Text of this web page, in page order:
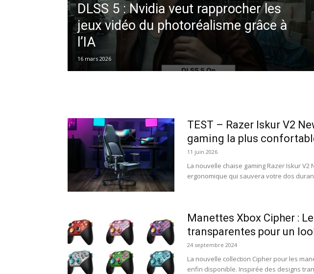
DLSS 5 : Nvidia veut rapprocher les
jeux vidéo du photoréalisme grâce à
l’IA
16 mars 2026
TEST – Razer Iskur V2
gaming la plus
11 juin 2026
La nouvelle chaise gaming Razer Iskur V2
ergonomique qui sauvera votre dos
Manettes Xbox Cipher :
transparentes pour un
24 septembre 2024
La nouvelle collection Cipher pour les
enfin disponible. Inspirée des designs